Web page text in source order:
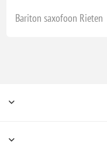
Bariton saxofoon Rieten